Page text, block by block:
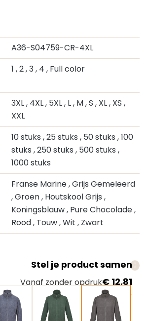
A36-S04759-CR-4XL
1 , 2, 3, 4 , Full color
3XL, 4XL, 5XL, L, M, S , XL, XS ,
XXL
10 stuks , 25 stuks , 50 stuks , 100
stuks , 250 stuks , 500 stuks ,
1000 stuks
Franse Marine, Grijs Gemeleerd
, Groen, Houtskool Grijs ,
Koningsblauw, Pure Chocolade,
Rood, Touw, Wit , Zwart
Stel je product samen
Vanaf zonder opdruk€ 12,81